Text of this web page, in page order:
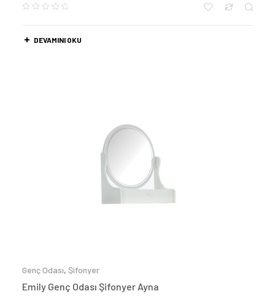
DEVAMINI OKU
Genç Odası, Şifonyer
Emily Genç Odası Şifonyer Ayna